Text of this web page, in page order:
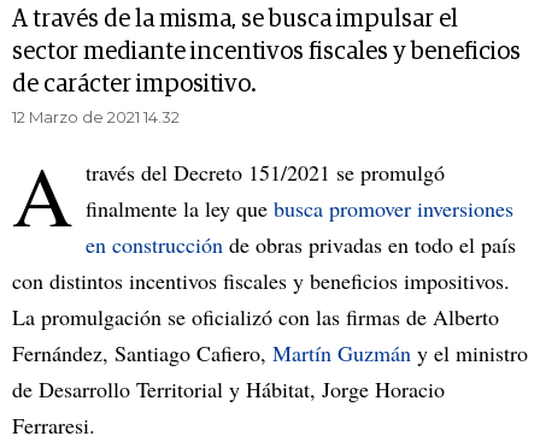
A través de la misma, se busca impulsar el
sector mediante incentivos fiscales y beneficios
de carácter impositivo.
12 Marzo de 2021 14.32
A través del Decreto 151/2021 se promulgó
finalmente la ley que busca promover inversiones
en construcción de obras privadas en todo el país
con distintos incentivos fiscales y beneficios impositivos.
La promulgación se oficializó con las firmas de Alberto
Fernández, Santiago Cafiero, Martín Guzmán y el ministro
de Desarrollo Territorial y Hábitat, Jorge Horacio
Ferraresi.